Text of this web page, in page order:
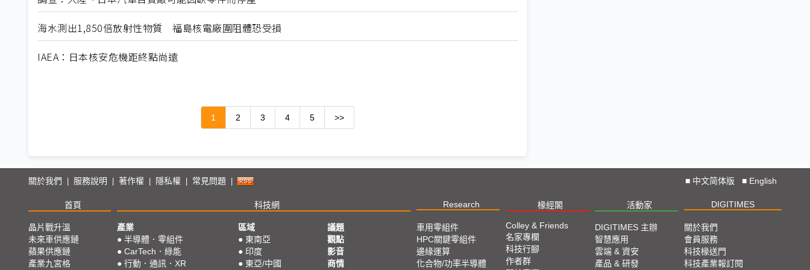
海水測出1,850倍放射性物質 福島核電廠圍阻體恐受損
IAEA：日本核安危機距終點尚遠
1 2 3 4 5 >>
關於我們 服務說明 著作權 隱私權 常見問題 ■ 中文简体版 ■ English
首頁 科技網 Research 椽經閣 活動家 DIGITIMES
晶片戰升溫
未來車供應鏈
蘋果供應鏈
產業九宮格
產業
● 半導體．零組件
● CarTech．綠能
● 行動．通訊．XR
區域
● 東南亞
● 印度
● 東亞/中國
議題
觀點
影音
商情
車用零組件
HPC關鍵零組件
邊緣運算
化合物/功率半導體
Colley & Friends
名家專欄
科技行腳
作者群
DIGITIMES 主辦
智慧應用
雲端 & 資安
產品 & 研發
關於我們
會員服務
科技椽送門
科技產業報訂閱